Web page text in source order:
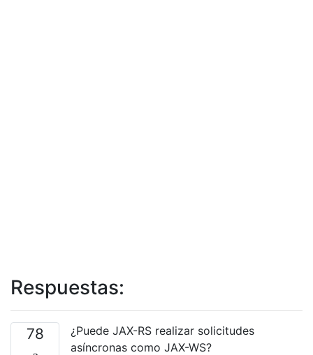
Respuestas:
78
¿Puede JAX-RS realizar solicitudes
asíncronas como JAX-WS?